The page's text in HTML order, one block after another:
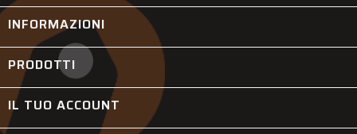
INFORMAZIONI
PRODOTTI
IL TUO ACCOUNT